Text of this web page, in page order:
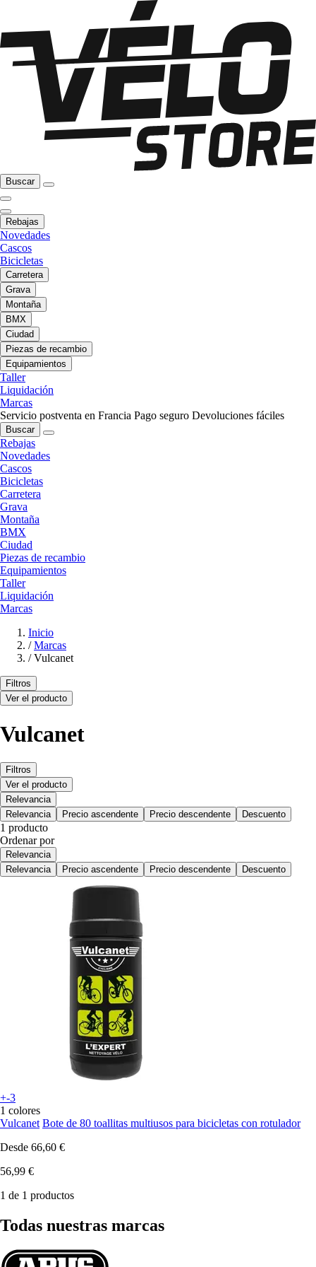
Buscar
Rebajas
Novedades
Cascos
Bicicletas
Carretera
Grava
Montaña
BMX
Ciudad
Piezas de recambio
Equipamientos
Taller
Liquidación
Marcas
Servicio postventa en Francia Pago seguro Devoluciones fáciles
Buscar
Rebajas
Novedades
Cascos
Bicicletas
Carretera
Grava
Montaña
BMX
Ciudad
Piezas de recambio
Equipamientos
Taller
Liquidación
Marcas
Inicio
/ Marcas
/ Vulcanet
Filtros
Ver el producto
Vulcanet
Filtros
Ver el producto
Relevancia
Relevancia
Precio ascendente Precio descendente Descuento
1 producto
Ordenar por
Relevancia
Relevancia
Precio ascendente Precio descendente Descuento
+-3
1 colores
Vulcanet Bote de 80 toallitas multiusos para bicicletas con rotulador
Desde 66,60 €
56,99 €
1 de 1 productos
Todas nuestras marcas